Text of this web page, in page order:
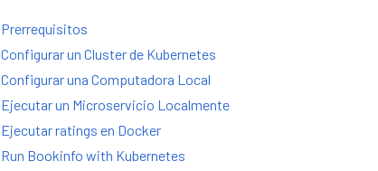
Prerrequisitos
Configurar un Cluster de Kubernetes
Configurar una Computadora Local
Ejecutar un Microservicio Localmente
Ejecutar ratings en Docker
Run Bookinfo with Kubernetes